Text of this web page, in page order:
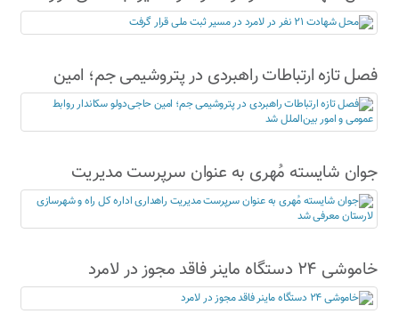
گرفت
فصل تازه ارتباطات راهبردی در پتروشیمی جم؛ امین
حاجی‌دولو سکاندار روابط عمومی و امور بین‌الملل شد
جوان شایسته مُهری به عنوان سرپرست مدیریت
راهداری اداره کل راه و شهرسازی لارستان معرفی شد
خاموشی ۲۴ دستگاه ماینر فاقد مجوز در لامرد